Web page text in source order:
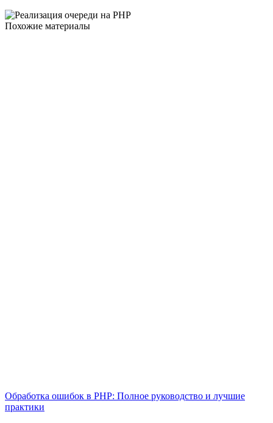
Похожие материалы
Обработка ошибок в PHP: Полное руководство и лучшие
практики